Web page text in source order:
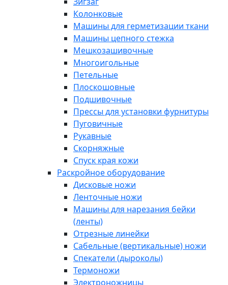
Колонковые
Машины для герметизации ткани
Машины цепного стежка
Мешкозашивочные
Многоигольные
Петельные
Плоскошовные
Подшивочные
Прессы для установки фурнитуры
Пуговичные
Рукавные
Скорняжные
Спуск края кожи
Раскройное оборудование
Дисковые ножи
Ленточные ножи
Машины для нарезания бейки
(ленты)
Отрезные линейки
Сабельные (вертикальные) ножи
Спекатели (дыроколы)
Термоножи
Электроножницы